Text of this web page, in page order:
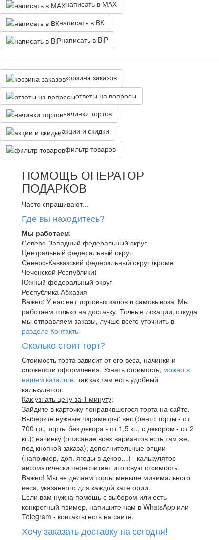
написать в МАХ
написать в ВК
написать в BiP
корзина заказов
ответы на вопросы
начинки тортов
акции и скидки
фильтр товаров
ПОМОЩЬ ОПЕРАТОР
ПОДАРКОВ
Часто спрашивают...
Где вы находитесь?
Мы работаем:
Северо-Западный федеральный округ
Центральный федеральный округ
Северо-Кавказский федеральный округ (кроме
Чеченской Республики)
Южный федеральный округ
Республика Абхазия
Важно: У нас нет торговых залов и самовывоза. Мы
работаем только на доставку. Точные локации, откуда
мы отправляем заказы, лучше всего уточнить в
разделе Контакты
Сколько стоит торт?
Стоимость торта зависит от его веса, начинки и
сложности оформления. Узнать стоимость, можно в
нашем каталоге, так как там есть удобный
калькулятор.
Как узнать цену за 1 минуту:
Зайдите в карточку понравившегося торта на сайте.
Выберите нужные параметры: вес (бенто торты - от
700 гр., торты без декора - от 1,5 кг., с декором - от 2
кг.); начинку (описание всех вариантов есть там же,
под кнопкой заказа); дополнительные опции
(например, доп. ягоды в декор…) - калькулятор
автоматически пересчитает итоговую стоимость.
Важно! Мы не делаем торты меньше минимального
веса, указанного для каждой категории.
Если вам нужна помощь с выбором или есть
конкретный пример, напишите нам в WhatsApp или
Telegram - контакты есть на сайте.
Хочу заказать доставку на сегодня!